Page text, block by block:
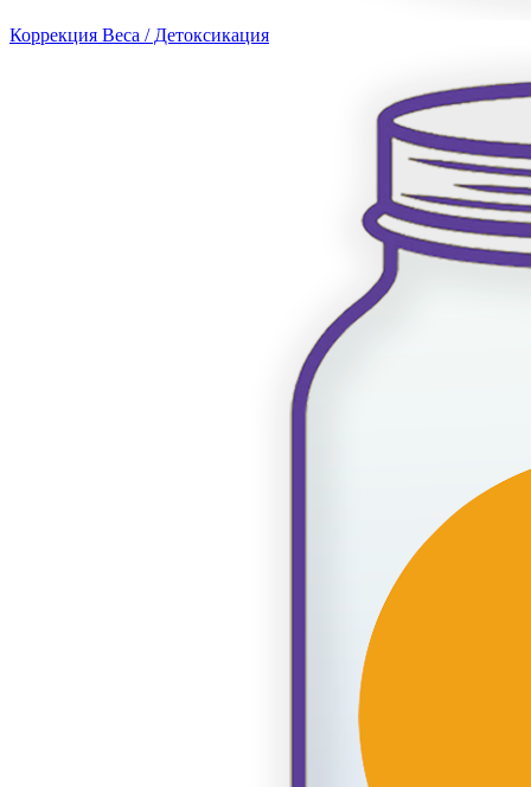
Коррекция Веса / Детоксикация